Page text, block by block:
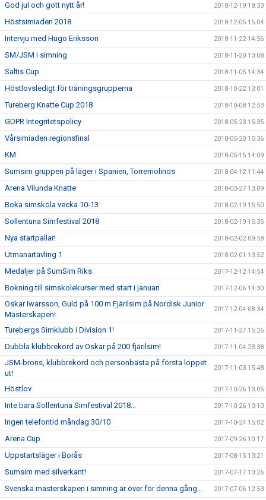
God jul och gott nytt år! 2018-12-19 18:33
Höstsimiaden 2018 2018-12-05 15:04
Intervju med Hugo Eriksson 2018-11-22 14:56
SM/JSM i simning 2018-11-20 10:08
Saltis Cup 2018-11-05 14:34
Höstlovsledigt för träningsgrupperna 2018-10-22 13:01
Tureberg Knatte Cup 2018 2018-10-08 12:53
GDPR Integritetspolicy 2018-05-23 15:35
Vårsimiaden regionsfinal 2018-05-20 15:36
KM 2018-05-15 14:09
Sumsim gruppen på läger i Spanien, Torremolinos 2018-04-12 11:44
Arena Vilunda Knatte 2018-03-27 13:09
Boka simskola vecka 10-13 2018-02-19 15:50
Sollentuna Simfestival 2018 2018-02-19 15:35
Nya startpallar! 2018-02-02 09:58
Utmanartävling 1 2018-02-01 13:52
Medaljer på SumSim Riks 2017-12-12 14:54
Bokning till simskolekurser med start i januari 2017-12-06 14:30
Oskar Iwarsson, Guld på 100 m Fjärilsim på Nordisk Junior
Mästerskapen!
2017-12-04 08:34
Turebergs Simklubb i Division 1! 2017-11-27 15:26
Dubbla klubbrekord av Oskar på 200 fjärilsim! 2017-11-04 23:38
JSM-brons, klubbrekord och personbästa på första loppet
ut!
2017-11-03 15:48
Höstlov 2017-10-26 13:05
Inte bara Sollentuna Simfestival 2018... 2017-10-26 10:10
Ingen telefontid måndag 30/10 2017-10-24 15:02
Arena Cup 2017-09-26 10:17
Uppstartsläger i Borås 2017-08-15 13:21
Sumsim med silverkant! 2017-07-17 10:26
Svenska mästerskapen i simning är över för denna gång… 2017-07-06 12:53